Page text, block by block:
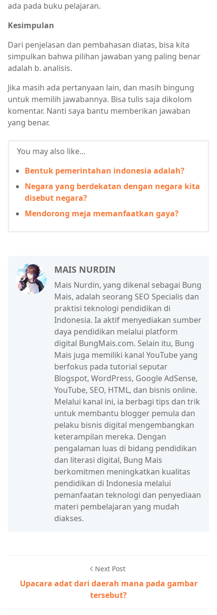
ada pada buku pelajaran.
Kesimpulan
Dari penjelasan dan pembahasan diatas, bisa kita
simpulkan bahwa pilihan jawaban yang paling benar
adalah b. analisis.
Jika masih ada pertanyaan lain, dan masih bingung
untuk memilih jawabannya. Bisa tulis saja dikolom
komentar. Nanti saya bantu memberikan jawaban
yang benar.
You may also like...
Bentuk pemerintahan indonesia adalah?
Negara yang berdekatan dengan negara kita
disebut negara?
Mendorong meja memanfaatkan gaya?
MAIS NURDIN
Mais Nurdin, yang dikenal sebagai Bung
Mais, adalah seorang SEO Specialis dan
praktisi teknologi pendidikan di
Indonesia. Ia aktif menyediakan sumber
daya pendidikan melalui platform
digital BungMais.com. Selain itu, Bung
Mais juga memiliki kanal YouTube yang
berfokus pada tutorial seputar
Blogspot, WordPress, Google AdSense,
YouTube, SEO, HTML, dan bisnis online.
Melalui kanal ini, ia berbagi tips dan trik
untuk membantu blogger pemula dan
pelaku bisnis digital mengembangkan
keterampilan mereka. Dengan
pengalaman luas di bidang pendidikan
dan literasi digital, Bung Mais
berkomitmen meningkatkan kualitas
pendidikan di Indonesia melalui
pemanfaatan teknologi dan penyediaan
materi pembelajaran yang mudah
diakses.
Next Post
Upacara adat dari daerah mana pada gambar
tersebut?